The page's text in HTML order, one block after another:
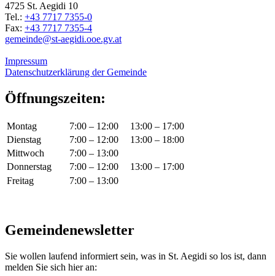
4725 St. Aegidi 10
Tel.: +43 7717 7355-0
Fax: +43 7717 7355-4
gemeinde@st-aegidi.ooe.gv.at
Impressum
Datenschutzerklärung der Gemeinde
Öffnungszeiten:
Montag 7:00 – 12:00
13:00 – 17:00
Dienstag
7:00 – 12:00
13:00 – 18:00
Mittwoch
7:00 – 13:00
Donnerstag
7:00 – 12:00
13:00 – 17:00
Freitag
7:00 – 13:00
Gemeindenewsletter
Sie wollen laufend informiert sein, was in St. Aegidi so los ist, dann
melden Sie sich hier an: